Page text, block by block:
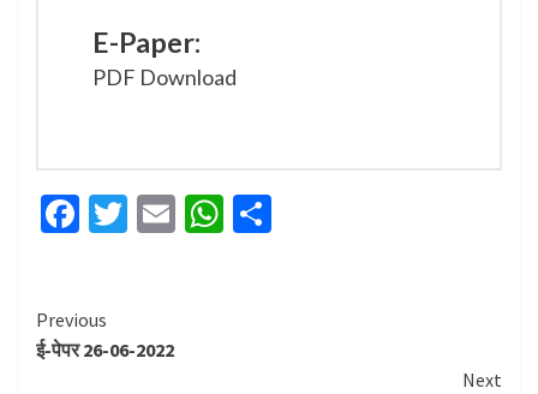
E-Paper:
PDF Download
Facebook
Twitter
EmailWhatsApp
Continue
Reading
Previous
ई-पेपर 26-06-2022
Next